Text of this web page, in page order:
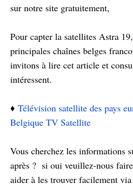
sur notre site gratuitement,
Pour capter la satellites Astra
principales chaînes belges
invitons à lire cet article et
intéressent.
♦️ Télévision satellite des pays
Belgique TV Satellite
Vous cherchez les informations
après ? si oui veuillez-nous
aider à les trouver facilement